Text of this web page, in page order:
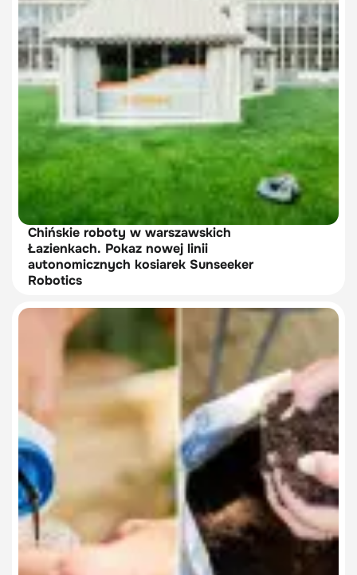
Chińskie roboty w warszawskich
Łazienkach. Pokaz nowej linii
autonomicznych kosiarek Sunseeker
Robotics